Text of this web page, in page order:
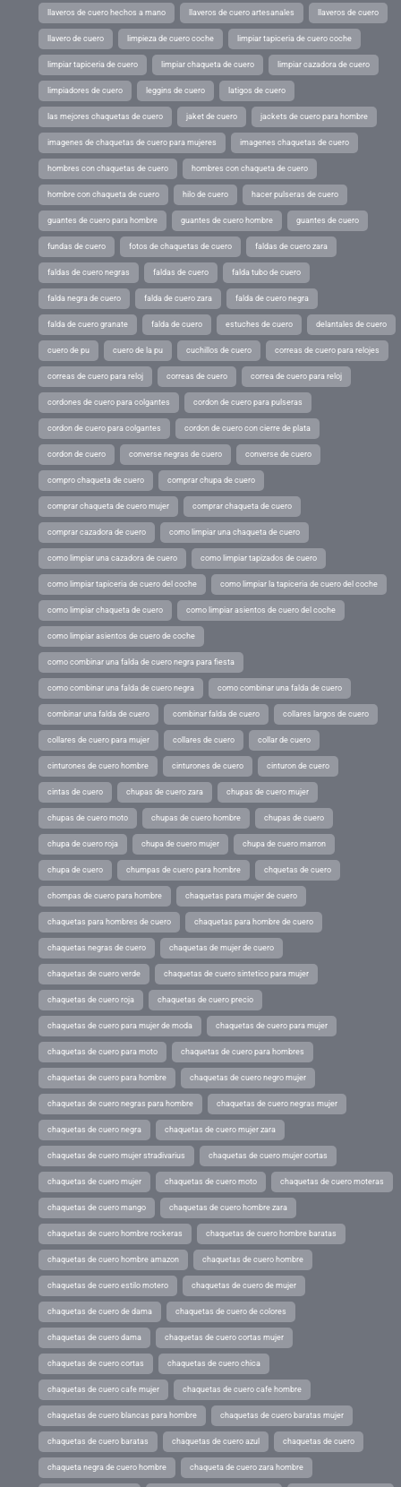
llaveros de cuero hechos a mano llaveros de cuero artesanales llaveros de cuero
llavero de cuero limpieza de cuero coche limpiar tapiceria de cuero coche
limpiar tapiceria de cuero limpiar chaqueta de cuero limpiar cazadora de cuero
limpiadores de cuero leggins de cuero latigos de cuero
las mejores chaquetas de cuero jaket de cuero jackets de cuero para hombre
imagenes de chaquetas de cuero para mujeres imagenes chaquetas de cuero
hombres con chaquetas de cuero hombres con chaqueta de cuero
hombre con chaqueta de cuero hilo de cuero hacer pulseras de cuero
guantes de cuero para hombre guantes de cuero hombre guantes de cuero
fundas de cuero fotos de chaquetas de cuero faldas de cuero zara
faldas de cuero negras faldas de cuero falda tubo de cuero
falda negra de cuero falda de cuero zara falda de cuero negra
falda de cuero granate falda de cuero estuches de cuero delantales de cuero
cuero de pu cuero de la pu cuchillos de cuero correas de cuero para relojes
correas de cuero para reloj correas de cuero correa de cuero para reloj
cordones de cuero para colgantes cordon de cuero para pulseras
cordon de cuero para colgantes cordon de cuero con cierre de plata
cordon de cuero converse negras de cuero converse de cuero
compro chaqueta de cuero comprar chupa de cuero
comprar chaqueta de cuero mujer comprar chaqueta de cuero
comprar cazadora de cuero como limpiar una chaqueta de cuero
como limpiar una cazadora de cuero como limpiar tapizados de cuero
como limpiar tapiceria de cuero del coche como limpiar la tapiceria de cuero del coche
como limpiar chaqueta de cuero como limpiar asientos de cuero del coche
como limpiar asientos de cuero de coche
como combinar una falda de cuero negra para fiesta
como combinar una falda de cuero negra como combinar una falda de cuero
combinar una falda de cuero combinar falda de cuero collares largos de cuero
collares de cuero para mujer collares de cuero collar de cuero
cinturones de cuero hombre cinturones de cuero cinturon de cuero
cintas de cuero chupas de cuero zara chupas de cuero mujer
chupas de cuero moto chupas de cuero hombre chupas de cuero
chupa de cuero roja chupa de cuero mujer chupa de cuero marron
chupa de cuero chumpas de cuero para hombre chquetas de cuero
chompas de cuero para hombre chaquetas para mujer de cuero
chaquetas para hombres de cuero chaquetas para hombre de cuero
chaquetas negras de cuero chaquetas de mujer de cuero
chaquetas de cuero verde chaquetas de cuero sintetico para mujer
chaquetas de cuero roja chaquetas de cuero precio
chaquetas de cuero para mujer de moda chaquetas de cuero para mujer
chaquetas de cuero para moto chaquetas de cuero para hombres
chaquetas de cuero para hombre chaquetas de cuero negro mujer
chaquetas de cuero negras para hombre chaquetas de cuero negras mujer
chaquetas de cuero negra chaquetas de cuero mujer zara
chaquetas de cuero mujer stradivarius chaquetas de cuero mujer cortas
chaquetas de cuero mujer chaquetas de cuero moto chaquetas de cuero moteras
chaquetas de cuero mango chaquetas de cuero hombre zara
chaquetas de cuero hombre rockeras chaquetas de cuero hombre baratas
chaquetas de cuero hombre amazon chaquetas de cuero hombre
chaquetas de cuero estilo motero chaquetas de cuero de mujer
chaquetas de cuero de dama chaquetas de cuero de colores
chaquetas de cuero dama chaquetas de cuero cortas mujer
chaquetas de cuero cortas chaquetas de cuero chica
chaquetas de cuero cafe mujer chaquetas de cuero cafe hombre
chaquetas de cuero blancas para hombre chaquetas de cuero baratas mujer
chaquetas de cuero baratas chaquetas de cuero azul chaquetas de cuero
chaqueta negra de cuero hombre chaqueta de cuero zara hombre